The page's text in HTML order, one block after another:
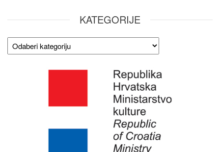
KATEGORIJE